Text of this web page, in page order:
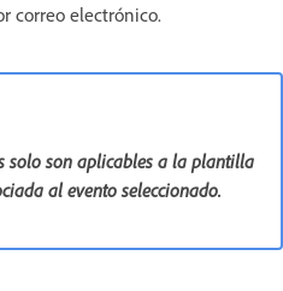
correo electrónico.
solo son aplicables a la plantilla
al evento seleccionado.